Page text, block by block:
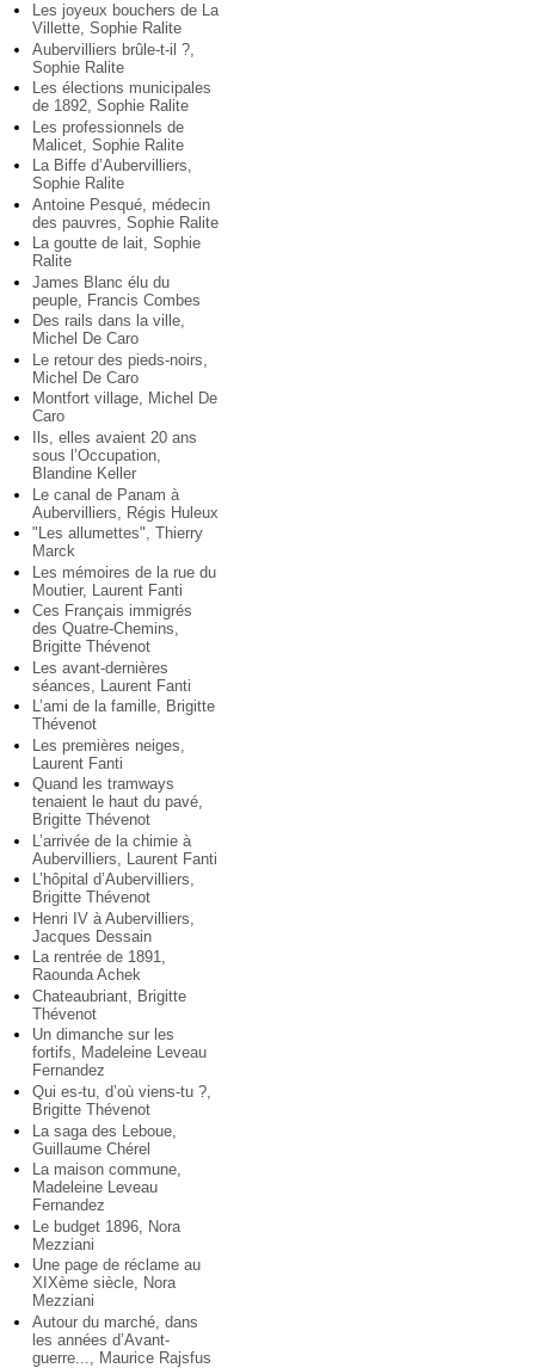
Les joyeux bouchers de La
Villette, Sophie Ralite
Aubervilliers brûle-t-il ?,
Sophie Ralite
Les élections municipales
de 1892, Sophie Ralite
Les professionnels de
Malicet, Sophie Ralite
La Biffe d’Aubervilliers,
Sophie Ralite
Antoine Pesqué, médecin
des pauvres, Sophie Ralite
La goutte de lait, Sophie
Ralite
James Blanc élu du
peuple, Francis Combes
Des rails dans la ville,
Michel De Caro
Le retour des pieds-noirs,
Michel De Caro
Montfort village, Michel De
Caro
Ils, elles avaient 20 ans
sous l’Occupation,
Blandine Keller
Le canal de Panam à
Aubervilliers, Régis Huleux
"Les allumettes", Thierry
Marck
Les mémoires de la rue du
Moutier, Laurent Fanti
Ces Français immigrés
des Quatre-Chemins,
Brigitte Thévenot
Les avant-dernières
séances, Laurent Fanti
L’ami de la famille, Brigitte
Thévenot
Les premières neiges,
Laurent Fanti
Quand les tramways
tenaient le haut du pavé,
Brigitte Thévenot
L’arrivée de la chimie à
Aubervilliers, Laurent Fanti
L’hôpital d’Aubervilliers,
Brigitte Thévenot
Henri IV à Aubervilliers,
Jacques Dessain
La rentrée de 1891,
Raounda Achek
Chateaubriant, Brigitte
Thévenot
Un dimanche sur les
fortifs, Madeleine Leveau
Fernandez
Qui es-tu, d’où viens-tu ?,
Brigitte Thévenot
La saga des Leboue,
Guillaume Chérel
La maison commune,
Madeleine Leveau
Fernandez
Le budget 1896, Nora
Mezziani
Une page de réclame au
XIXème siècle, Nora
Mezziani
Autour du marché, dans
les années d’Avant-
guerre..., Maurice Rajsfus